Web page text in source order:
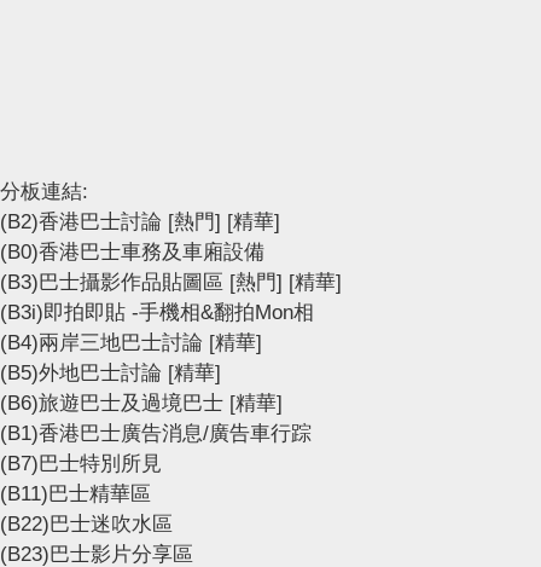
分板連結:
(B2)香港巴士討論 [熱門] [精華]
(B0)香港巴士車務及車廂設備
(B3)巴士攝影作品貼圖區 [熱門] [精華]
(B3i)即拍即貼 -手機相&翻拍Mon相
(B4)兩岸三地巴士討論 [精華]
(B5)外地巴士討論 [精華]
(B6)旅遊巴士及過境巴士 [精華]
(B1)香港巴士廣告消息/廣告車行踪
(B7)巴士特別所見
(B11)巴士精華區
(B22)巴士迷吹水區
(B23)巴士影片分享區